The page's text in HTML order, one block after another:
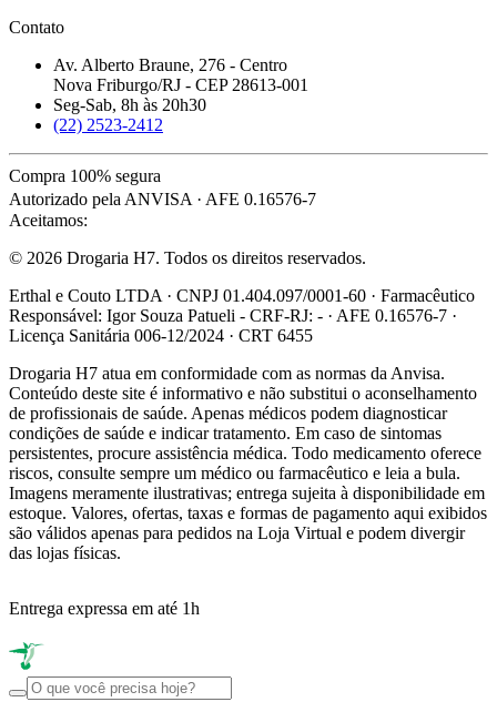
Contato
Av. Alberto Braune, 276 - Centro
Nova Friburgo/RJ - CEP 28613-001
Seg-Sab, 8h às 20h30
(22) 2523-2412
Compra 100% segura
Autorizado pela ANVISA · AFE 0.16576-7
Aceitamos:
© 2026 Drogaria H7. Todos os direitos reservados.
Erthal e Couto LTDA · CNPJ 01.404.097/0001-60 · Farmacêutico
Responsável: Igor Souza Patueli - CRF-RJ: - · AFE 0.16576-7 ·
Licença Sanitária 006-12/2024 · CRT 6455
Drogaria H7 atua em conformidade com as normas da Anvisa.
Conteúdo deste site é informativo e não substitui o aconselhamento
de profissionais de saúde. Apenas médicos podem diagnosticar
condições de saúde e indicar tratamento. Em caso de sintomas
persistentes, procure assistência médica. Todo medicamento oferece
riscos, consulte sempre um médico ou farmacêutico e leia a bula.
Imagens meramente ilustrativas; entrega sujeita à disponibilidade em
estoque. Valores, ofertas, taxas e formas de pagamento aqui exibidos
são válidos apenas para pedidos na Loja Virtual e podem divergir
das lojas físicas.
Entrega expressa em até 1h